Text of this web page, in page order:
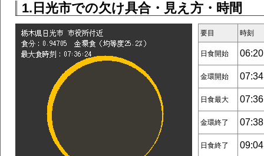
1.日光市での欠け具合・見え方・時間
要目 時刻
日食開始
金環開始
日食最大
金環終了
日食終了